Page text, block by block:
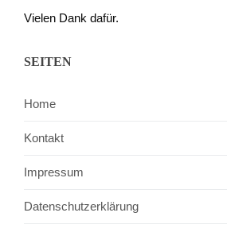
Vielen Dank dafür.
SEITEN
Home
Kontakt
Impressum
Datenschutzerklärung